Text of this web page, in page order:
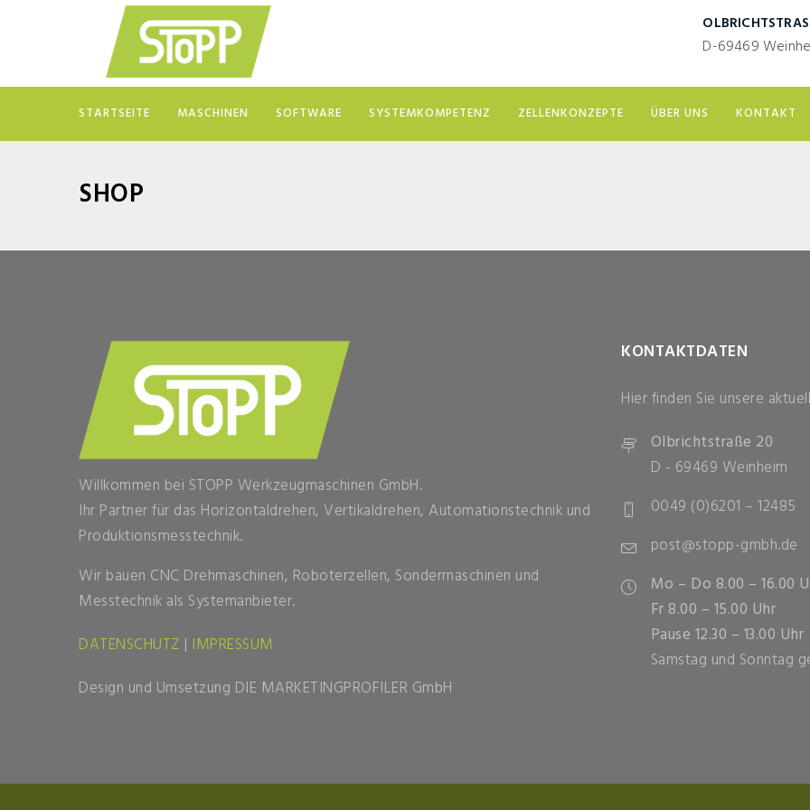
D-69469
STARTSEITE MASCHINEN SOFTWARE SYSTEMKOMPETENZ ZELLENKONZEPTE ÜBER UNS KONTAKT
SHOP
Willkommen bei STOPP Werkzeugmaschinen GmbH.
Ihr Partner für das Horizontaldrehen, Vertikaldrehen, Automationstechnik und
Produktionsmesstechnik.
Wir bauen CNC Drehmaschinen, Roboterzellen, Sondermaschinen und
Messtechnik als Systemanbieter.
DATENSCHUTZ | IMPRESSUM
Design und Umsetzung DIE MARKETINGPROFILER GmbH
KONTAKTDATEN
Hier finden Sie unsere
Olbrichtstraße 20
D - 69469 Weinheim
0049 (0)6201 – 12485
post@stopp-gmbh.de
Mo – Do 8.00 – 16.00
Fr 8.00 – 15.00 Uhr
Pause 12.30 – 13.00 Uhr
Samstag und Sonntag